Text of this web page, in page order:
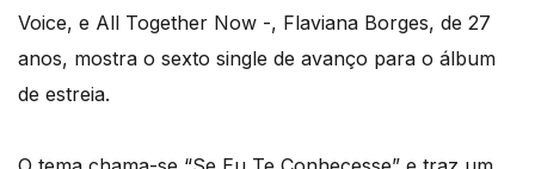
Voice, e All Together Now -, Flaviana Borges, de 27
anos, mostra o sexto single de avanço para o álbum
de estreia.